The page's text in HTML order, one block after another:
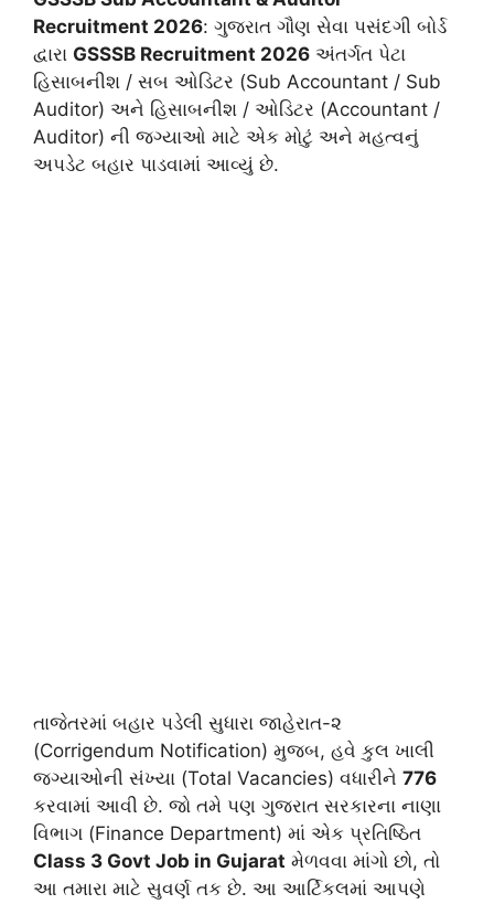
Recruitment 2026: ગુજરાત ગૌણ સેવા પસંદગી બોર્ડ
દ્વારા GSSSB Recruitment 2026 અંતર્ગત પેટા
હિસાબનીશ / સબ ઓડિટર (Sub Accountant / Sub
Auditor) અને હિસાબનીશ / ઓડિટર (Accountant /
Auditor) ની જગ્યાઓ માટે એક મોટું અને મહત્વનું
અપડેટ બહાર પાડવામાં આવ્યું છે.
તાજેતરમાં બહાર પડેલી સુધારા જાહેરાત-૨
(Corrigendum Notification) મુજબ, હવે કુલ ખાલી
જગ્યાઓની સંખ્યા (Total Vacancies) વધારીને 776
કરવામાં આવી છે. જો તમે પણ ગુજરાત સરકારના નાણા
વિભાગ (Finance Department) માં એક પ્રતિષ્ઠિત
Class 3 Govt Job in Gujarat મેળવવા માંગો છો, તો
આ તમારા માટે સુવર્ણ તક છે. આ આર્ટિકલમાં આપણે